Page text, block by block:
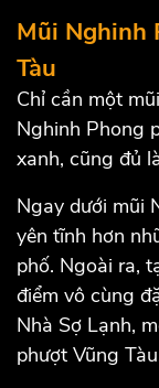
Mũi Nghinh
Tàu
Chỉ cần một
Nghinh Phong
xanh, cũng đủ
Ngay dưới mũi
yên tĩnh hơn
phố. Ngoài ra,
điểm vô cùng
Nhà Sợ Lạnh,
phượt Vũng